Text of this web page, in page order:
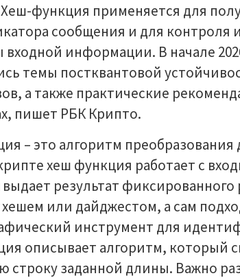
Хеш-функция применяется для
сообщения и для контроля
входной информации. В начале
темы постквантовой
а также практические
пишет РБК Крипто.
– это алгоритм
хеш функция работает с
результат фиксированного
или дайджестом, а сам
инструмент для
описывает алгоритм, который
строку заданной длины. Важно